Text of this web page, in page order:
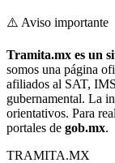
⚠️ Aviso importante
Tramita.mx es un
somos una página
afiliados al SAT,
gubernamental. La
orientativos. Para
portales de gob.mx.
TRAMITA.MX